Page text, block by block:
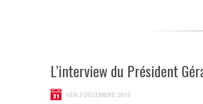
L’interview du Président
VEN 3 DÉCEMBRE 2010